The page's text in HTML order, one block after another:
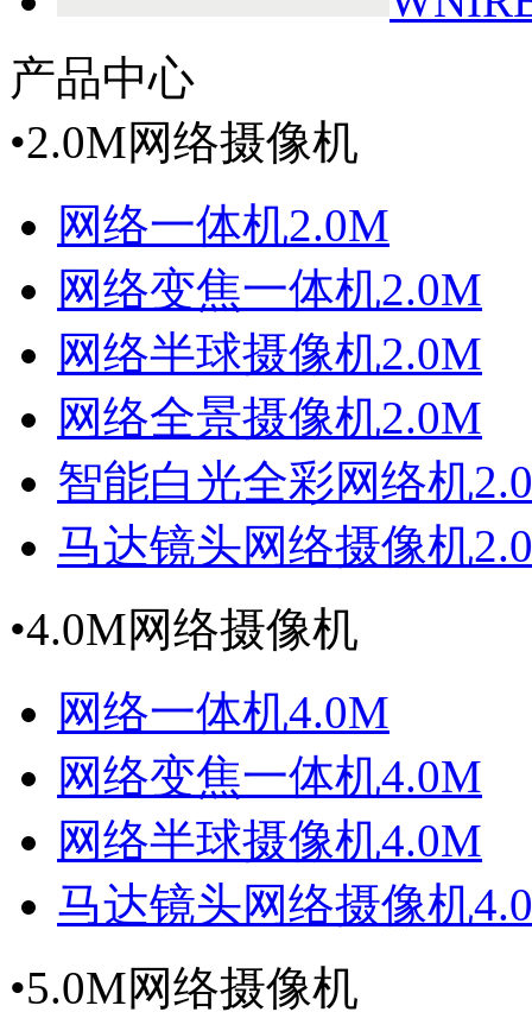
产品中心
•2.0M网络摄像机
网络一体机2.0M
网络变焦一体机2.0M
网络半球摄像机2.0M
网络全景摄像机2.0M
智能白光全彩网络机
马达镜头网络摄像机
•4.0M网络摄像机
网络一体机4.0M
网络变焦一体机4.0M
网络半球摄像机4.0M
马达镜头网络摄像机
•5.0M网络摄像机